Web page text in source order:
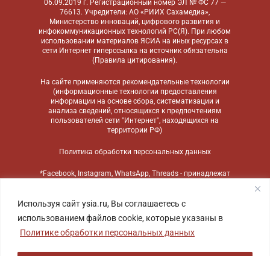
Используя сайт ysia.ru, Вы соглашаетесь с
использованием файлов cookie, которые указаны в
Политике обработки персональных данных
06.09.2019 г. Регистрационный номер ЭЛ № ФС 77 —
76613. Учредители: АО «РИИХ Сахамедиа»,
Министерство инноваций, цифрового развития и
инфокоммуникационных технологий РС(Я). При любом
использовании материалов ЯСИА на иных ресурсах в
сети Интернет гиперссылка на источник обязательна
(Правила цитирования).
На сайте применяются рекомендательные технологии
(информационные технологии предоставления
информации на основе сбора, систематизации и
анализа сведений, относящихся к предпочтениям
пользователей сети "Интернет", находящихся на
территории РФ)
Политика обработки персональных данных
*Facebook, Instagram, WhatsApp, Threads - принадлежат